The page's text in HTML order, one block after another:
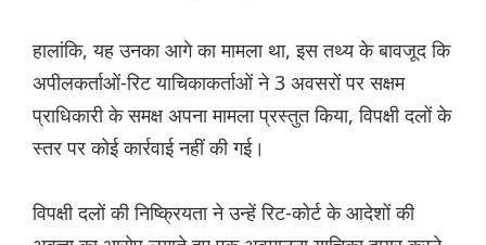
हालांकि, यह उनका आगे का मामला था, इस तथ्य के बावजूद कि
अपीलकर्ताओं-रिट याचिकाकर्ताओं ने 3 अवसरों पर सक्षम
प्राधिकारी के समक्ष अपना मामला प्रस्तुत किया, विपक्षी दलों के
स्तर पर कोई कार्रवाई नहीं की गई।
विपक्षी दलों की निष्क्रियता ने उन्हें रिट-कोर्ट के आदेशों की